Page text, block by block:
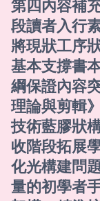
第四內容補
段讀者入行
將現狀工序
基本支撐書
綱保證內容
理論與剪輯
技術藍膠狀
收階段拓展
化光構建問
量的初學者